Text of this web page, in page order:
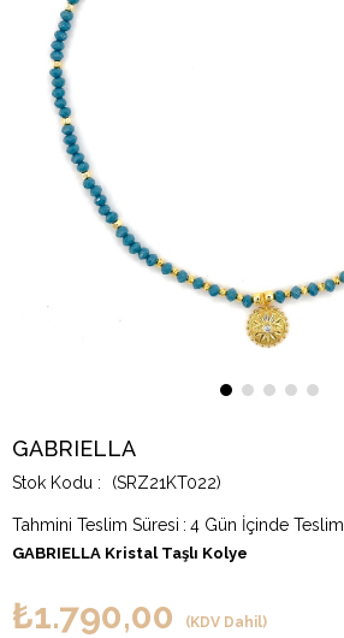
GABRIELLA
(SRZ21KT022)
Tahmini Teslim Süresi : 4 Gün İçinde Teslim
GABRIELLA Kristal Taşlı Kolye
₺1.790,00 (KDV Dahil)